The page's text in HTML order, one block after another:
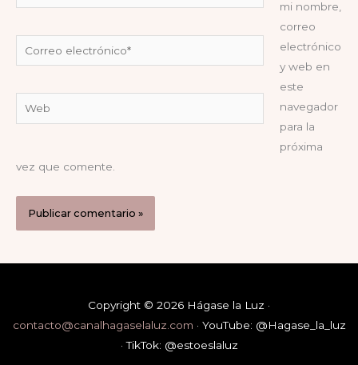
electrónico*
mi nombre,
correo
electrónico
y web en
este
navegador
para la
próxima
vez que comente.
Copyright © 2026 Hágase la Luz ·
contacto@canalhagaselaluz.com · YouTube: @Hagase_la_luz
· TikTok: @estoeslaluz